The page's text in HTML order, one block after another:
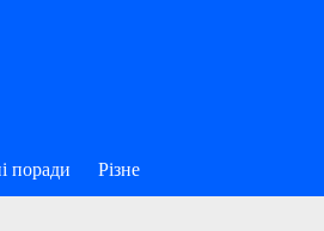
поради Різне